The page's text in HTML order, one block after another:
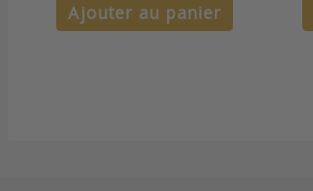
Ajouter au panier